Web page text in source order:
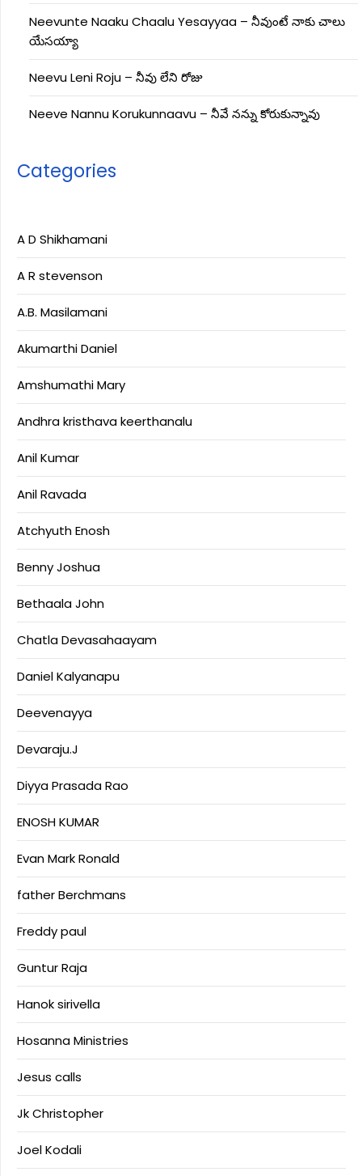
Neevunte Naaku Chaalu Yesayyaa – నీవుంటే నాకు చాలు
యేసయ్యా
Neevu Leni Roju – నీవు లేని రోజు
Neeve Nannu Korukunnaavu – నీవే నన్ను కోరుకున్నావు
Categories
A D Shikhamani
A R stevenson
A.B. Masilamani
Akumarthi Daniel
Amshumathi Mary
Andhra kristhava keerthanalu
Anil Kumar
Anil Ravada
Atchyuth Enosh
Benny Joshua
Bethaala John
Chatla Devasahaayam
Daniel Kalyanapu
Deevenayya
Devaraju.J
Diyya Prasada Rao
ENOSH KUMAR
Evan Mark Ronald
father Berchmans
Freddy paul
Guntur Raja
Hanok sirivella
Hosanna Ministries
Jesus calls
Jk Christopher
Joel Kodali